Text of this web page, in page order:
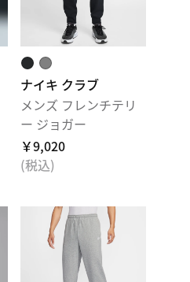
ナイキ クラブ
メンズ フレンチテリ
ー ジョガー
￥9,020
(税込)